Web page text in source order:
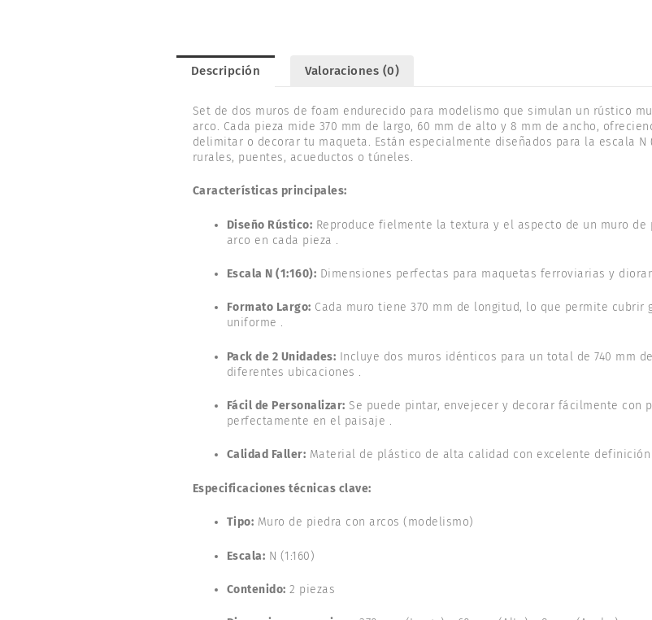
Descripción Valoraciones (0)
Set de dos muros de foam endurecido para modelismo que simulan un rústico
arco. Cada pieza mide 370 mm de largo, 60 mm de alto y 8 mm de ancho,
delimitar o decorar tu maqueta. Están especialmente diseñados para la escala N
rurales, puentes, acueductos o túneles.
Características principales:
Diseño Rústico: Reproduce fielmente la textura y el aspecto de un muro
arco en cada pieza .
Escala N (1:160): Dimensiones perfectas para maquetas ferroviarias y
Formato Largo: Cada muro tiene 370 mm de longitud, lo que permite cubrir
uniforme .
Pack de 2 Unidades: Incluye dos muros idénticos para un total de 740 mm
diferentes ubicaciones .
Fácil de Personalizar: Se puede pintar, envejecer y decorar fácilmente
perfectamente en el paisaje .
Calidad Faller: Material de plástico de alta calidad con excelente
Especificaciones técnicas clave:
Tipo: Muro de piedra con arcos (modelismo)
Escala: N (1:160)
Contenido: 2 piezas